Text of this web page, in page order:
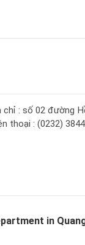
: số 02 đường
thoại : (0232)
in